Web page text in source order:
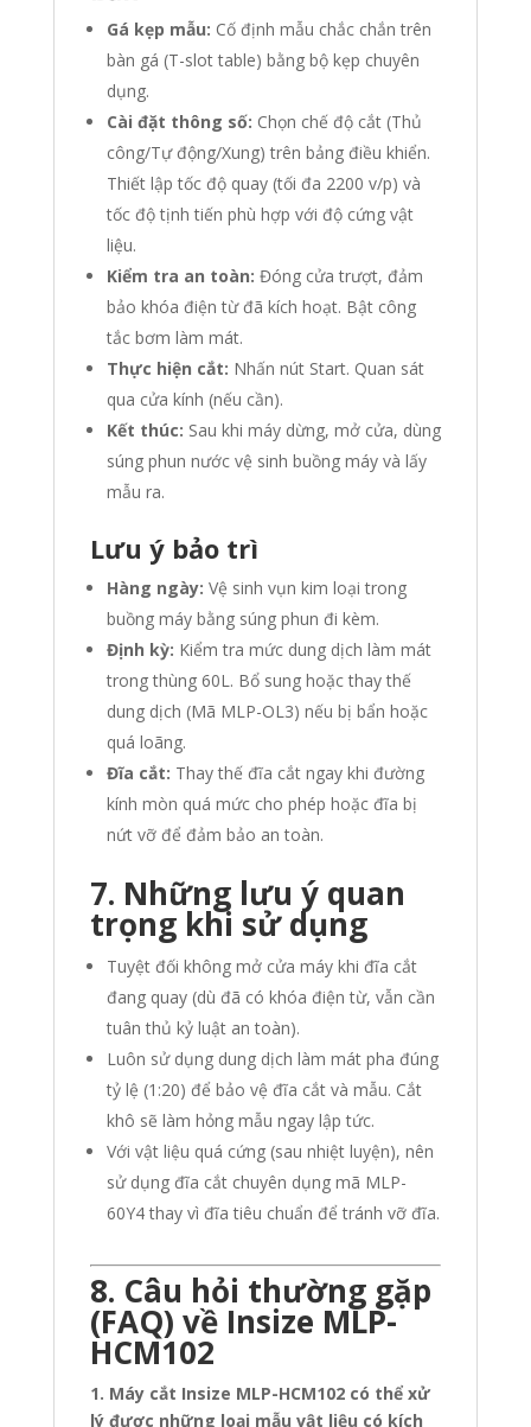
Gá kẹp mẫu: Cố định mẫu chắc chắn trên
bàn gá (T-slot table) bằng bộ kẹp chuyên
dụng.
Cài đặt thông số: Chọn chế độ cắt (Thủ
công/Tự động/Xung) trên bảng điều khiển.
Thiết lập tốc độ quay (tối đa 2200 v/p) và
tốc độ tịnh tiến phù hợp với độ cứng vật
liệu.
Kiểm tra an toàn: Đóng cửa trượt, đảm
bảo khóa điện từ đã kích hoạt. Bật công
tắc bơm làm mát.
Thực hiện cắt: Nhấn nút Start. Quan sát
qua cửa kính (nếu cần).
Kết thúc: Sau khi máy dừng, mở cửa, dùng
súng phun nước vệ sinh buồng máy và lấy
mẫu ra.
Lưu ý bảo trì
Hàng ngày: Vệ sinh vụn kim loại trong
buồng máy bằng súng phun đi kèm.
Định kỳ: Kiểm tra mức dung dịch làm mát
trong thùng 60L. Bổ sung hoặc thay thế
dung dịch (Mã MLP-OL3) nếu bị bẩn hoặc
quá loãng.
Đĩa cắt: Thay thế đĩa cắt ngay khi đường
kính mòn quá mức cho phép hoặc đĩa bị
nứt vỡ để đảm bảo an toàn.
7. Những lưu ý quan
trọng khi sử dụng
Tuyệt đối không mở cửa máy khi đĩa cắt
đang quay (dù đã có khóa điện từ, vẫn cần
tuân thủ kỷ luật an toàn).
Luôn sử dụng dung dịch làm mát pha đúng
tỷ lệ (1:20) để bảo vệ đĩa cắt và mẫu. Cắt
khô sẽ làm hỏng mẫu ngay lập tức.
Với vật liệu quá cứng (sau nhiệt luyện), nên
sử dụng đĩa cắt chuyên dụng mã MLP-
60Y4 thay vì đĩa tiêu chuẩn để tránh vỡ đĩa.
8. Câu hỏi thường gặp
(FAQ) về Insize MLP-
HCM102
1. Máy cắt Insize MLP-HCM102 có thể xử
lý được những loại mẫu vật liệu có kích